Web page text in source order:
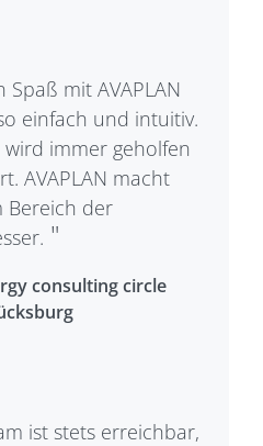
mit AVAPLAN
einfach und intuitiv.
immer geholfen
AVAPLAN macht
Bereich der
consulting circle
ist stets erreichbar,